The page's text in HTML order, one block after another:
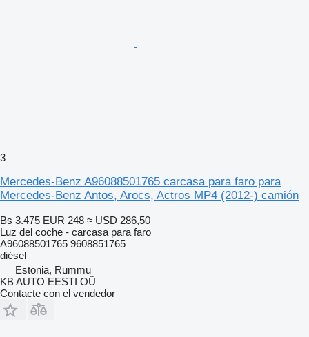
3
Mercedes-Benz A96088501765 carcasa para faro para
Mercedes-Benz Antos, Arocs, Actros MP4 (2012-) camión
Bs 3.475 EUR 248 ≈ USD 286,50
Luz del coche - carcasa para faro
A96088501765 9608851765
diésel
Estonia, Rummu
KB AUTO EESTI OÜ
Contacte con el vendedor